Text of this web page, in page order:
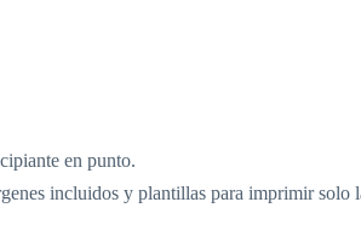
en punto.
incluidos y plantillas para imprimir solo